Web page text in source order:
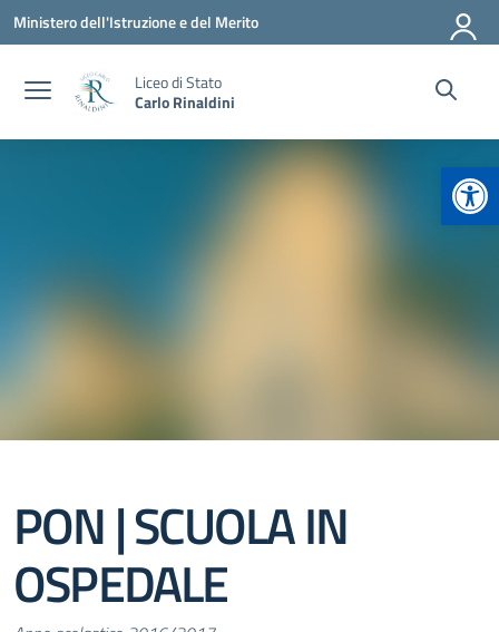
Vai ai contenuti
Vai al menu di navigazione
Vai al footer
Ministero dell'Istruzione e del Merito
Liceo di Stato
Carlo Rinaldini
PON | SCUOLA IN
OSPEDALE